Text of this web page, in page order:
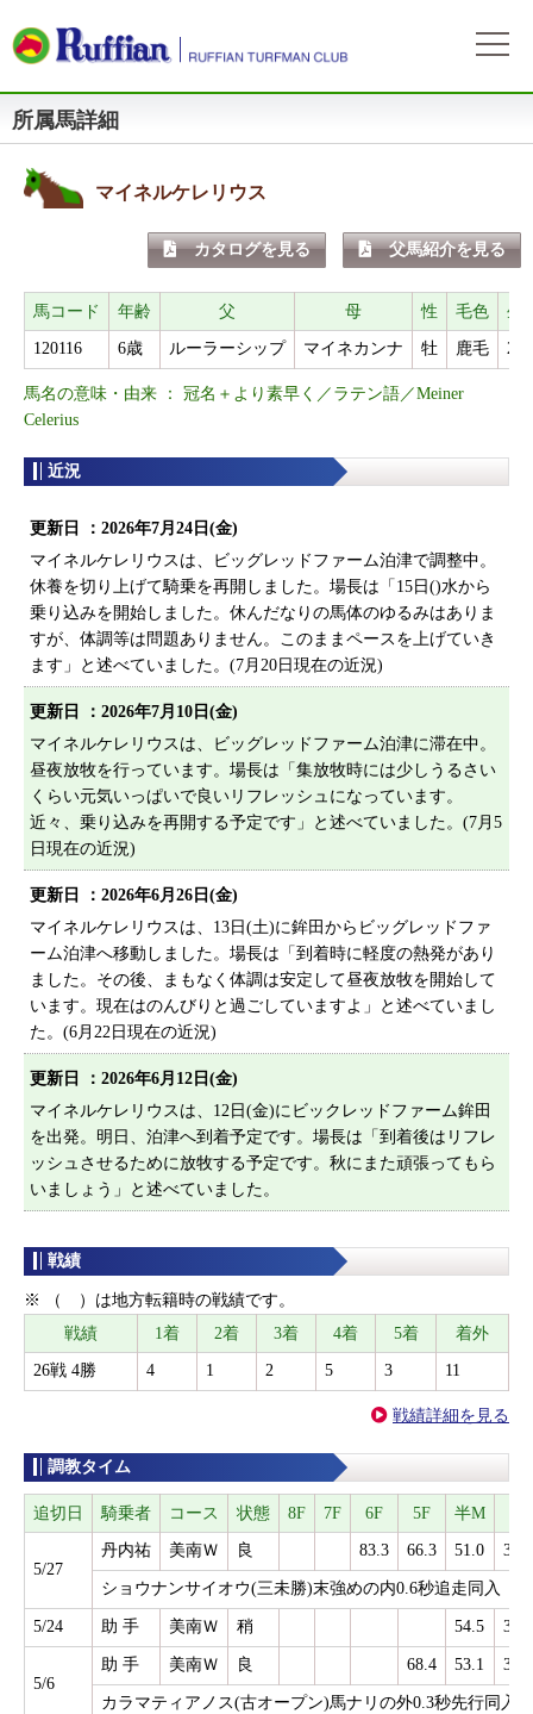
所属馬詳細
マイネルケレリウス
カタログを見る 父馬紹介を見る
馬コード 年齢 父 母 性 毛色 生
120116 6歳 ルーラーシップ マイネカンナ 牡 鹿毛
馬名の意味・由来 ： 冠名＋より素早く／ラテン語／Meiner
Celerius
近況
更新日 ： 2026年7月24日(金)
マイネルケレリウスは、ビッグレッドファーム泊津で調整中。
休養を切り上げて騎乗を再開しました。場長は「15日()水から
乗り込みを開始しました。休んだなりの馬体のゆるみはありま
すが、体調等は問題ありません。このままペースを上げていき
ます」と述べていました。(7月20日現在の近況)
更新日 ： 2026年7月10日(金)
マイネルケレリウスは、ビッグレッドファーム泊津に滞在中。
昼夜放牧を行っています。場長は「集放牧時には少しうるさい
くらい元気いっぱいで良いリフレッシュになっています。
近々、乗り込みを再開する予定です」と述べていました。(7月5
日現在の近況)
更新日 ： 2026年6月26日(金)
マイネルケレリウスは、13日(土)に鉾田からビッグレッドファ
ーム泊津へ移動しました。場長は「到着時に軽度の熱発があり
ました。その後、まもなく体調は安定して昼夜放牧を開始して
います。現在はのんびりと過ごしていますよ」と述べていまし
た。(6月22日現在の近況)
更新日 ： 2026年6月12日(金)
マイネルケレリウスは、12日(金)にビックレッドファーム鉾田
を出発。明日、泊津へ到着予定です。場長は「到着後はリフレ
ッシュさせるために放牧する予定です。秋にまた頑張ってもら
いましょう」と述べていました。
戦績
※ （ ）は地方転籍時の戦績です。
戦績
1着 2着 3着 4着 5着 着外
26戦 4勝 4 1 2 5 3 11
戦績詳細を見る
調教タイム
追切日 騎乗者 コース 状態 8F 7F 6F 5F 半M
5/27
丹内祐 美南Ｗ 良 83.3 66.3 51.0 36.5
ショウナンサイオウ(三未勝)末強めの内0.6秒追走同入
5/24 助 手 美南Ｗ 稍 54.5 38.3
5/6
助 手 美南Ｗ 良 68.4 53.1 38.0
カラマティアノス(古オープン)馬ナリの外0.3秒先行同入
会員サービスとイベント
お申込方法
費用と分配等
クラブ規約
募集馬ラインナップ
募集馬情報一覧
出走情報
出走確定
出走結果
所属馬情報
所属馬一覧
リンク集
お問い合わせ
サイトマップ
ログイン
自動ログイン パスワードをお忘れの方